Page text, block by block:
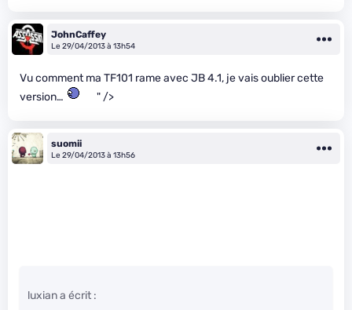
JohnCaffey
Le 29/04/2013 à 13h54
Vu comment ma TF101 rame avec JB 4.1, je vais oublier cette
version…
" />
suomii
Le 29/04/2013 à 13h56
luxian a écrit :